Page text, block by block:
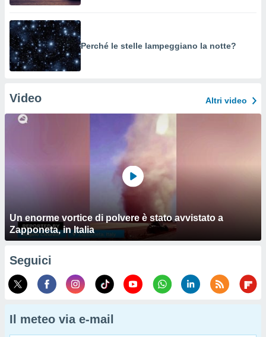
Perché le stelle lampeggiano la notte?
Video Altri video
Un enorme vortice di polvere è stato avvistato a
Zapponeta, in Italia
Seguici
Il meteo via e-mail